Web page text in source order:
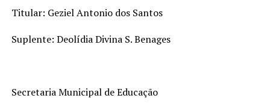
Titular: Geziel Antonio dos Santos
Suplente: Deolídia Divina S. Benages
Secretaria Municipal de Educação